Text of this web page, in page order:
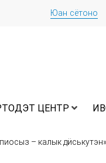
Юан сётоно
ЦЕНТР
– калык